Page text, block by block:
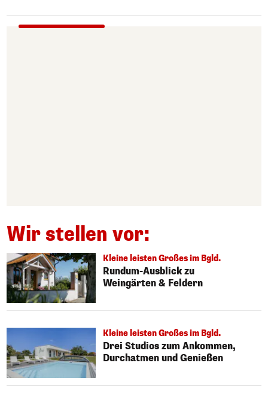
Wir stellen vor:
Kleine leisten Großes im Bgld.
Rundum-Ausblick zu
Weingärten & Feldern
Kleine leisten Großes im Bgld.
Drei Studios zum Ankommen,
Durchatmen und Genießen